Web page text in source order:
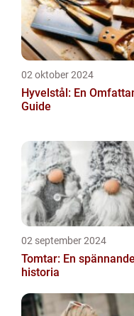
02 oktober 2024
Hyvelstål: En
Guide
02 september 2024
Tomtar: En spännande
historia